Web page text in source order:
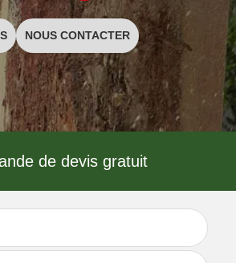
NOUS CONTACTER
de devis gratuit